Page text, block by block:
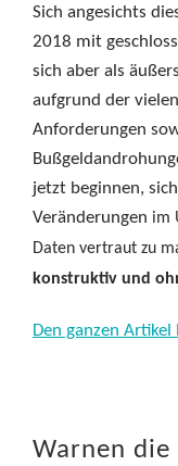
Sich angesichts
2018 mit
sich aber als
aufgrund der
Anforderungen
jetzt beginnen,
Veränderungen im
Daten vertraut zu
konstruktiv und
Den ganzen Artikel
Warnen die